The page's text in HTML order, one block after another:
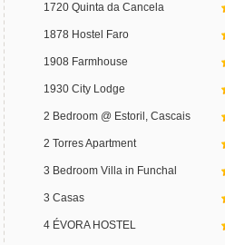
1720 Quinta da Cancela
1878 Hostel Faro
1908 Farmhouse
1930 City Lodge
2 Bedroom @ Estoril, Cascais
2 Torres Apartment
3 Bedroom Villa in Funchal
3 Casas
4 ÉVORA HOSTEL